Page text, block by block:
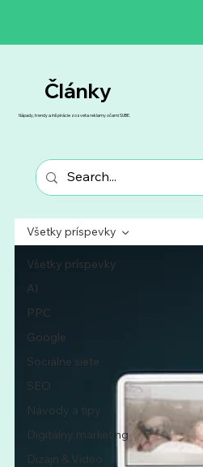
​Články
Nápady, trendy a inšpirácie zo sveta reklamy očami SUBE.
Všetky príspevky
AI
PPC
Google
Sociálne siete
SEO
Návody a tipy
Digitálny marketing
Dizajn & Video
Všetky príspevky